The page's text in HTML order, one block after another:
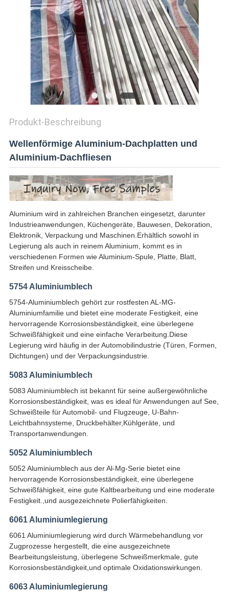
DATENSCHUTZRICHTLINIE
Produkt-Beschreibung
Wellenförmige Aluminium-Dachplatten und
Aluminium-Dachfliesen
Aluminium wird in zahlreichen Branchen eingesetzt, darunter
Industrieanwendungen, Küchengeräte, Bauwesen, Dekoration,
Elektronik, Verpackung und Maschinen.Erhältlich sowohl in
Legierung als auch in reinem Aluminium, kommt es in
verschiedenen Formen wie Aluminium-Spule, Platte, Blatt,
Streifen und Kreisscheibe.
5754 Aluminiumblech
5754-Aluminiumblech gehört zur rostfesten AL-MG-
Aluminiumfamilie und bietet eine moderate Festigkeit, eine
hervorragende Korrosionsbeständigkeit, eine überlegene
Schweißfähigkeit und eine einfache Verarbeitung.Diese
Legierung wird häufig in der Automobilindustrie (Türen, Formen,
Dichtungen) und der Verpackungsindustrie.
5083 Aluminiumblech
5083 Aluminiumblech ist bekannt für seine außergewöhnliche
Korrosionsbeständigkeit, was es ideal für Anwendungen auf See,
Schweißteile für Automobil- und Flugzeuge, U-Bahn-
Leichtbahnsysteme, Druckbehälter,Kühlgeräte, und
Transportanwendungen.
5052 Aluminiumblech
5052 Aluminiumblech aus der Al-Mg-Serie bietet eine
hervorragende Korrosionsbeständigkeit, eine überlegene
Schweißfähigkeit, eine gute Kaltbearbeitung und eine moderate
Festigkeit.,und ausgezeichnete Polierfähigkeiten.
6061 Aluminiumlegierung
6061 Aluminiumlegierung wird durch Wärmebehandlung vor
Zugprozesse hergestellt, die eine ausgezeichnete
Bearbeitungsleistung, überlegene Schweißmerkmale, gute
Korrosionsbeständigkeit,und optimale Oxidationswirkungen.
6063 Aluminiumlegierung